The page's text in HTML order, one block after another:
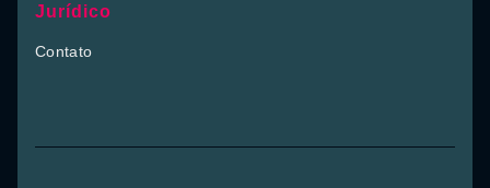
Jurídico
Contato